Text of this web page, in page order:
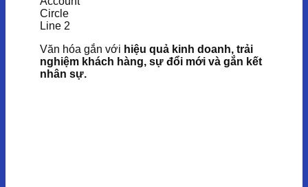
Văn hóa gắn với hiệu quả kinh doanh, trải
nghiệm khách hàng, sự đổi mới và gắn kết
nhân sự.